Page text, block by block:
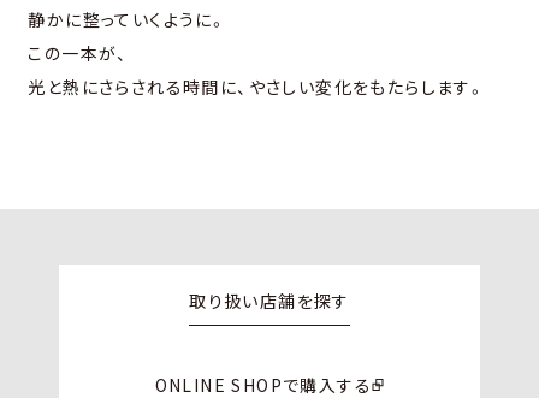
静かに整っていくように。
この⼀本が、
光と熱にさらされる時間に、やさしい変化をもたらします。
取り扱い店舗を探す
ONLINE SHOPで購入する